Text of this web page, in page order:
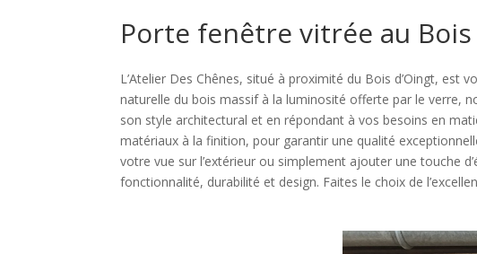
Porte fenêtre vitrée au Bois
L’Atelier Des Chênes, situé à proximité du Bois d’Oingt, est
naturelle du bois massif à la luminosité offerte par le verre,
son style architectural et en répondant à vos besoins en
matériaux à la finition, pour garantir une qualité
votre vue sur l’extérieur ou simplement ajouter une touche
fonctionnalité, durabilité et design. Faites le choix de